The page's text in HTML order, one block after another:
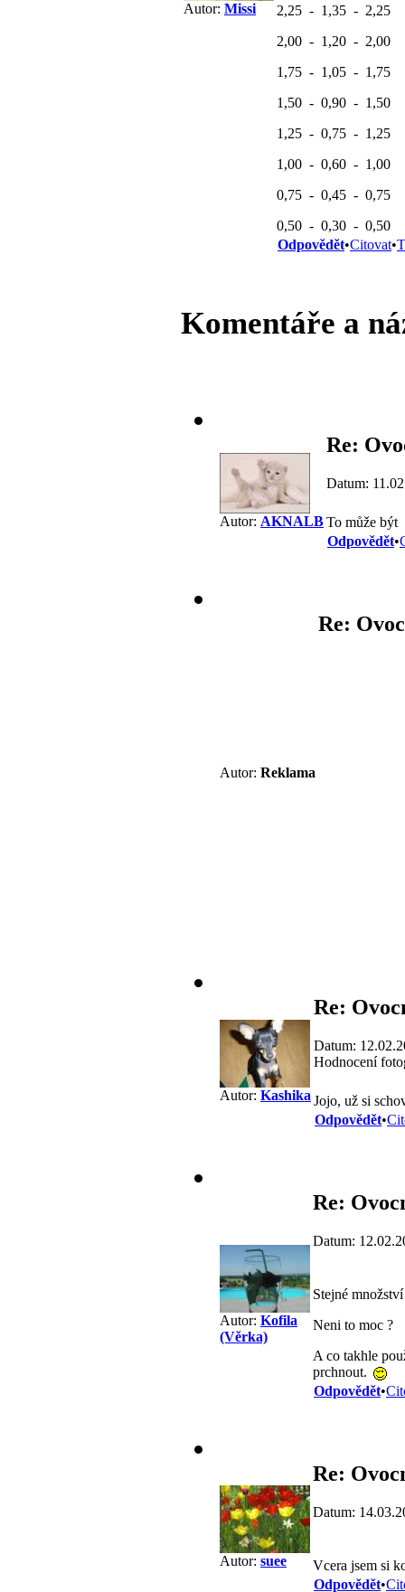
Autor: Missi
2,25 - 1,35 - 2,25
2,00 - 1,20 - 2,00
1,75 - 1,05 - 1,75
1,50 - 0,90 - 1,50
1,25 - 0,75 - 1,25
1,00 - 0,60 - 1,00
0,75 - 0,45 - 0,75
0,50 - 0,30 - 0,50
Odpovědět•Citovat•
Komentáře a
Autor: AKNALB
Re:
Datum:
To může být
Odpovědět•
Autor: Reklama
Re:
Autor: Kashika
Re:
Datum:
Hodnocení
Jojo, už si
Odpovědět•
Autor: Kofila
(Věrka)
Re:
Datum:
Stejné
Neni to moc ?
A co takhle
prchnout.
Odpovědět•
Autor: suee
Re:
Datum:
Vcera jsem si
Odpovědět•